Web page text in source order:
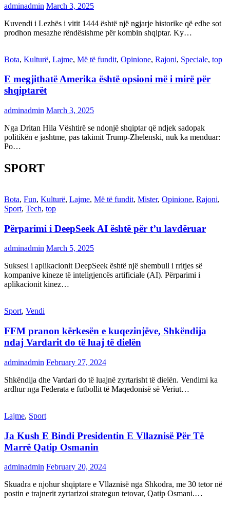
adminadmin March 3, 2025
Kuvendi i Lezhës i vitit 1444 është një ngjarje historike që edhe sot
prodhon mesazhe rëndësishme për kombin shqiptar. Ky…
Bota, Kulturë, Lajme, Më të fundit, Opinione, Rajoni, Speciale, top
E megjithatë Amerika është opsioni më i mirë për
shqiptarët
adminadmin March 3, 2025
Nga Dritan Hila Vështirë se ndonjë shqiptar që ndjek sadopak
politikën e jashtme, pas takimit Trump-Zhelenski, nuk ka menduar:
Po…
SPORT
Bota, Fun, Kulturë, Lajme, Më të fundit, Mister, Opinione, Rajoni,
Sport, Tech, top
Përparimi i DeepSeek AI është për t’u lavdëruar
adminadmin March 5, 2025
Suksesi i aplikacionit DeepSeek është një shembull i rritjes së
kompanive kineze të inteligjencës artificiale (AI). Përparimi i
aplikacionit kinez…
Sport, Vendi
FFM pranon kërkesën e kuqezinjëve, Shkëndija
ndaj Vardarit do të luaj të dielën
adminadmin February 27, 2024
Shkëndija dhe Vardari do të luajnë zyrtarisht të dielën. Vendimi ka
ardhur nga Federata e futbollit të Maqedonisë së Veriut…
Lajme, Sport
Ja Kush E Bindi Presidentin E Vllaznisë Për Të
Marrë Qatip Osmanin
adminadmin February 20, 2024
Skuadra e njohur shqiptare e Vllaznisë nga Shkodra, me 30 tetor në
postin e trajnerit zyrtarizoi strategun tetovar, Qatip Osmani.…